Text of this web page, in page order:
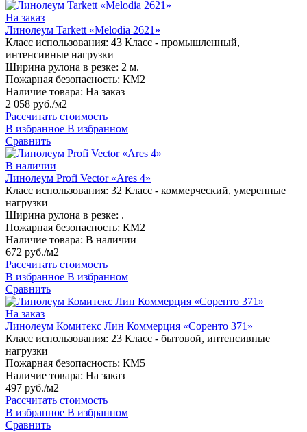
На заказ
Линолеум Tarkett «Melodia 2621»
Класс использования: 43 Класс - промышленный,
интенсивные нагрузки
Ширина рулона в резке: 2 м.
Пожарная безопасность: КМ2
Наличие товара: На заказ
2 058 руб./м2
Рассчитать стоимость
В избранное В избранном
Сравнить
В наличии
Линолеум Profi Vector «Ares 4»
Класс использования: 32 Класс - коммерческий, умеренные
нагрузки
Ширина рулона в резке: .
Пожарная безопасность: КМ2
Наличие товара: В наличии
672 руб./м2
Рассчитать стоимость
В избранное В избранном
Сравнить
На заказ
Линолеум Комитекс Лин Коммерция «Соренто 371»
Класс использования: 23 Класс - бытовой, интенсивные
нагрузки
Пожарная безопасность: КМ5
Наличие товара: На заказ
497 руб./м2
Рассчитать стоимость
В избранное В избранном
Сравнить